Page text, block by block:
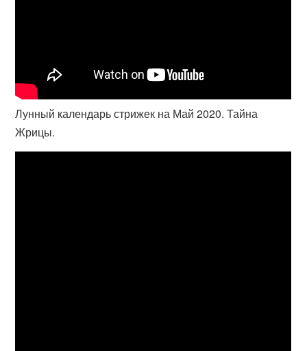
Лунный календарь стрижек на Май 2020. Тайна
Жрицы.